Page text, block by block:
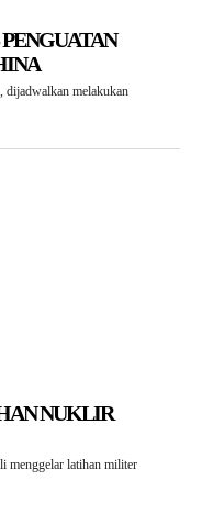
dijadwalkan melakukan
NUKLIR
menggelar latihan militer